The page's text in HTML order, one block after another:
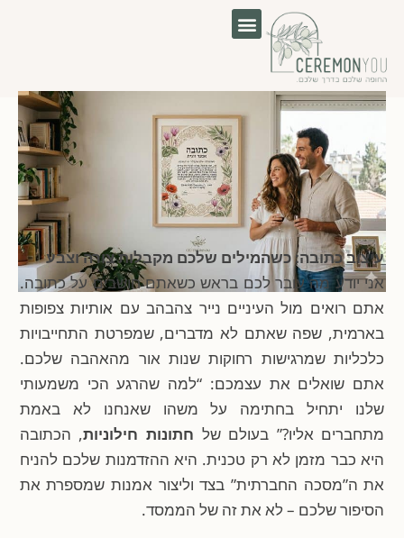
עיצוב כתובה: כשהמילים שלכם מקבלות צורה וצבע
אני יודע מה עובר לכם בראש כשאתם חושבים על כתובה.
אתם רואים מול העיניים נייר צהבהב עם אותיות צפופות
בארמית, שפה שאתם לא מדברים, שמפרטת התחייבויות
כלכליות שמרגישות רחוקות שנות אור מהאהבה שלכם.
אתם שואלים את עצמכם: “למה שהרגע הכי משמעותי
שלנו יתחיל בחתימה על משהו שאנחנו לא באמת
מתחברים אליו?” בעולם של חתונות חילוניות, הכתובה
היא כבר מזמן לא רק טכנית. היא ההזדמנות שלכם להניח
את ה”מסכה החברתית” בצד וליצור אמנות שמספרת את
הסיפור שלכם – לא את זה של הממסד.